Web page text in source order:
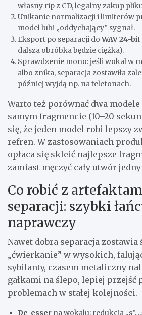
własny rip z CD, legalny zakup
Unikanie normalizacji i limiterów
model lubi „oddychający” sygnał.
Eksport po separacji doWAV 24-bit
dalsza obróbka będzie ciężka).
Sprawdzenie mono: jeśli wokal w
albo znika, separacja zostawiła
później wyjdą np. na telefonach.
Warto też porównać dwa
samym fragmencie (10–20
się, że jeden model robi lepszy
refren. W zastosowaniach
opłaca się skleić najlepsze
zamiast męczyć cały utwór
Co robić z
separacji: szybki
naprawczy
Nawet dobra separacja zostawia
„ćwierkanie” w wysokich,
sybilanty, czasem metaliczny
gałkami na ślepo, lepiej przejść
problemach w stałej kolejności.
De-esser na wokalu: redukcja „s”,